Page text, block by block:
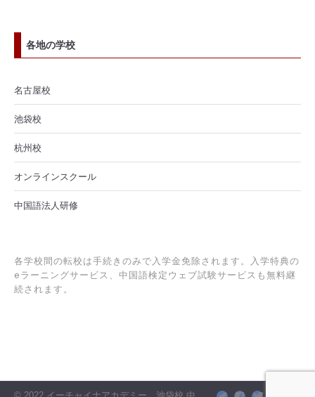
各地の学校
名古屋校
池袋校
杭州校
オンラインスクール
中国語法人研修
各学校間の転校は手続きのみで入学金免除されます。入学特典の
eラーニングサービス、中国語検定ウェブ試験サービスも無料継
続されます。